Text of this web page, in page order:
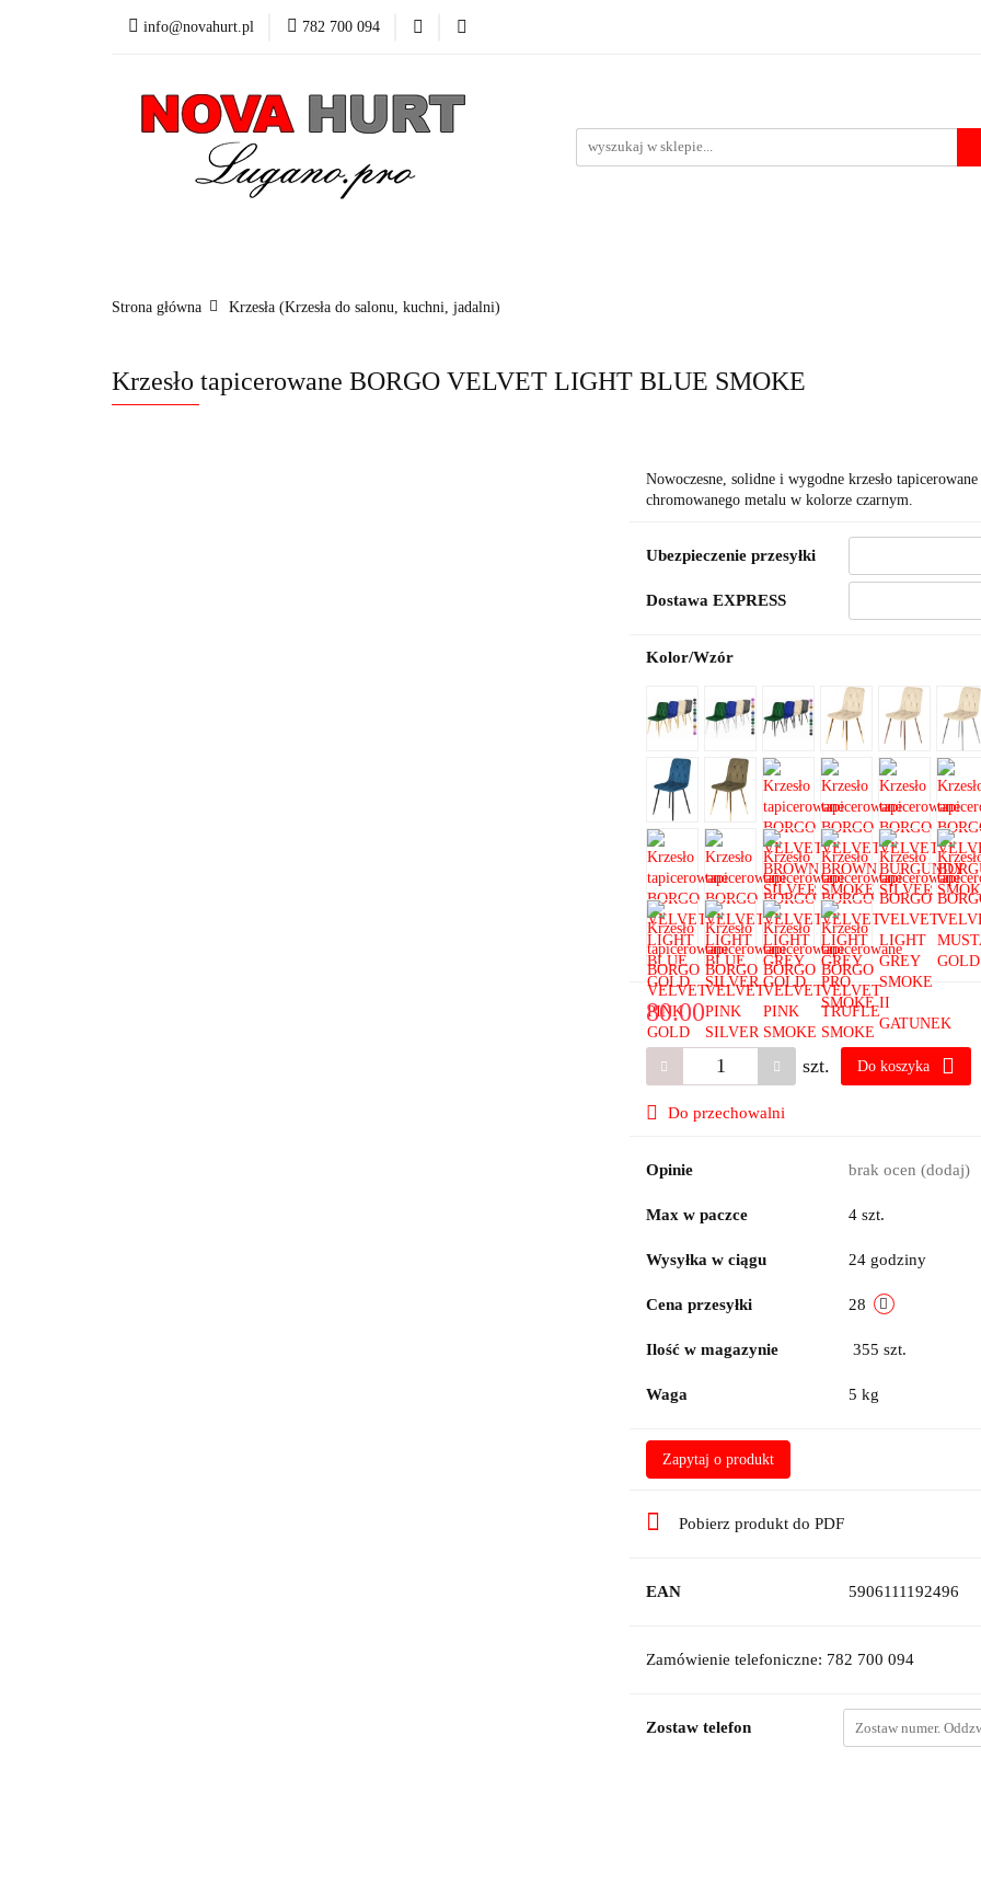
info@novahurt.pl 782 700 094
Fotele obrotowe
Kontakt Dane do przelewu
Strona główna Krzesła (Krzesła do salonu, kuchni, jadalni)
Krzesło tapicerowane BORGO VELVET LIGHT BLUE SMOKE
Nowoczesne, solidne i wygodne krzesło
chromowanego metalu w kolorze czarnym.
Ubezpieczenie przesyłki
Dostawa EXPRESS
Kolor/Wzór
80.00
szt. Do koszyka
Do przechowalni
Opinie brak ocen (dodaj)
Max w paczce 4 szt.
Wysyłka w ciągu 24 godziny
Cena przesyłki 28
Ilość w magazynie 355 szt.
Waga 5 kg
Zapytaj o produkt
Pobierz produkt do PDF
EAN 5906111192496
Zamówienie telefoniczne: 782 700 094
Zostaw telefon